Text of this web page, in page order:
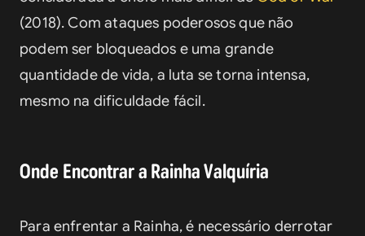
(2018). Com ataques poderosos que não
podem ser bloqueados e uma grande
quantidade de vida, a luta se torna intensa,
mesmo na dificuldade fácil.
Onde Encontrar a Rainha Valquíria
Para enfrentar a Rainha, é necessário derrotar